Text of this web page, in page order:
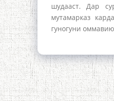
шудааст. Дар
мутамарказ
гуногуни